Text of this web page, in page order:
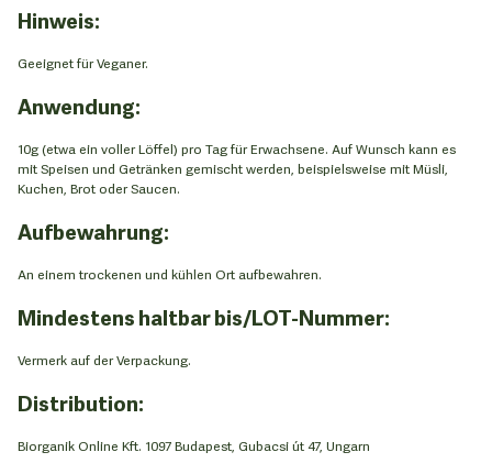
Hinweis:
Geeignet für Veganer.
Anwendung:
10g (etwa ein voller Löffel) pro Tag für Erwachsene. Auf Wunsch kann es
mit Speisen und Getränken gemischt werden, beispielsweise mit Müsli,
Kuchen, Brot oder Saucen.
Aufbewahrung:
An einem trockenen und kühlen Ort aufbewahren.
Mindestens haltbar bis/LOT-Nummer:
Vermerk auf der Verpackung.
Distribution:
Biorganik Online Kft. 1097 Budapest, Gubacsi út 47, Ungarn